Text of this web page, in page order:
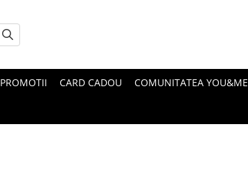
PROMOTII CARD CADOU COMUNITATEA YOU&ME